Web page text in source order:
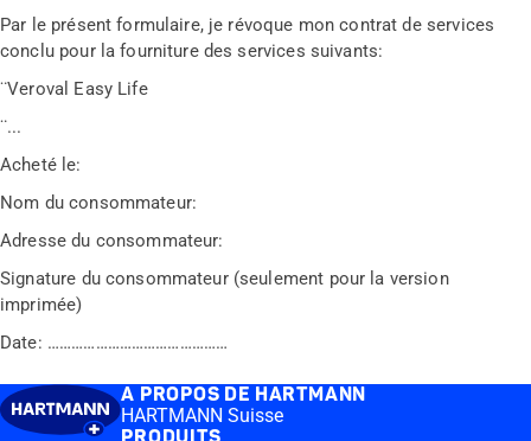
Par le présent formulaire, je révoque mon contrat de services
conclu pour la fourniture des services suivants:
¨Veroval Easy Life
¨...
Acheté le:
Nom du consommateur:
Adresse du consommateur:
Signature du consommateur (seulement pour la version
imprimée)
Date: ………………………………………
A PROPOS DE HARTMANN
HARTMANN Suisse